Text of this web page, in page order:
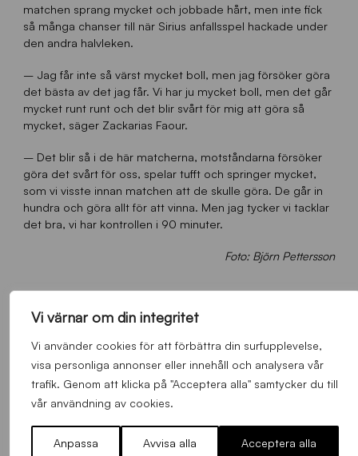
Vi värnar om din integritet
Vi använder cookies för att förbättra din surfupplevelse,
visa personliga annonser eller innehåll och analysera vår
trafik. Genom att klicka på "Acceptera alla" samtycker du till
vår användning av cookies.
Anpassa Avvisa alla Acceptera alla
matchen sprang mycket och jobbade hårt, men inte fick
så många chanser till när Sirius anfallsspel hackade under
den andra halvleken.
– Jag får inte så värst mycket boll, men jag försöker göra
det bästa av det jag får. Vi har ju mycket boll, men det går
mycket runt runt och det blir svårt för mig att göra så
mycket, säger Zackarias Faour.
– Det blir så i de här matcherna, motståndarna försöker
göra det svårt för oss, spelar tufft och springer mycket,
som vi visste innan matchen att de skulle göra. De går in
hundra och göra allt för att vinna. Men jag tycker vi tacklar
det bra, vi har kontrollen i 90 minuter.
Foto: Björn Pettersson
FLER NYHETER
Alla nyheter